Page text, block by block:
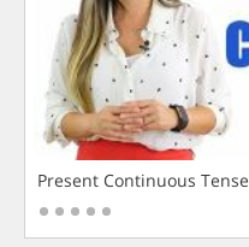
Present Continuous Tense